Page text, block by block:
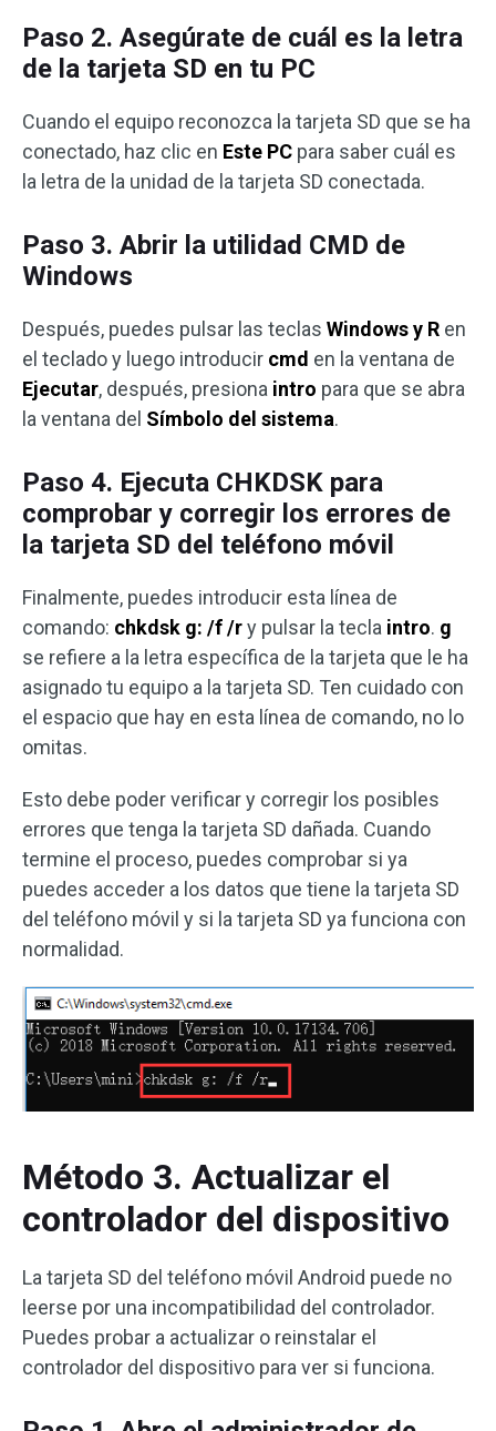
Paso 2. Asegúrate de cuál es la letra
de la tarjeta SD en tu PC
Cuando el equipo reconozca la tarjeta SD que se ha
conectado, haz clic en Este PC para saber cuál es
la letra de la unidad de la tarjeta SD conectada.
Paso 3. Abrir la utilidad CMD de
Windows
Después, puedes pulsar las teclas Windows y R en
el teclado y luego introducir cmd en la ventana de
Ejecutar, después, presiona intro para que se abra
la ventana del Símbolo del sistema.
Paso 4. Ejecuta CHKDSK para
comprobar y corregir los errores de
la tarjeta SD del teléfono móvil
Finalmente, puedes introducir esta línea de
comando: chkdsk g: /f /ry pulsar la tecla intro. g
se refiere a la letra específica de la tarjeta que le ha
asignado tu equipo a la tarjeta SD. Ten cuidado con
el espacio que hay en esta línea de comando, no lo
omitas.
Esto debe poder verificar y corregir los posibles
errores que tenga la tarjeta SD dañada. Cuando
termine el proceso, puedes comprobar si ya
puedes acceder a los datos que tiene la tarjeta SD
del teléfono móvil y si la tarjeta SD ya funciona con
normalidad.
Método 3. Actualizar el
controlador del dispositivo
La tarjeta SD del teléfono móvil Android puede no
leerse por una incompatibilidad del controlador.
Puedes probar a actualizar o reinstalar el
controlador del dispositivo para ver si funciona.